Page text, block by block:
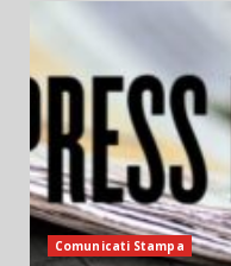
Comunicati Stampa